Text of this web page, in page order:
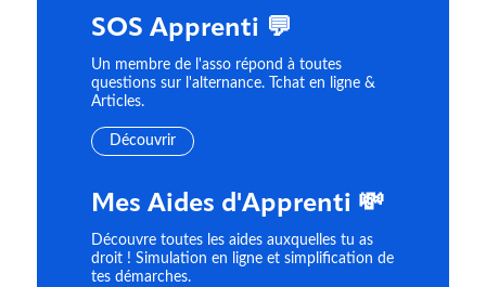
SOS Apprenti 💬
Un membre de l'asso répond à toutes
questions sur l'alternance. Tchat en ligne &
Articles.
Découvrir
Mes Aides d'Apprenti 💸
Découvre toutes les aides auxquelles tu as
droit ! Simulation en ligne et simplification de
tes démarches.